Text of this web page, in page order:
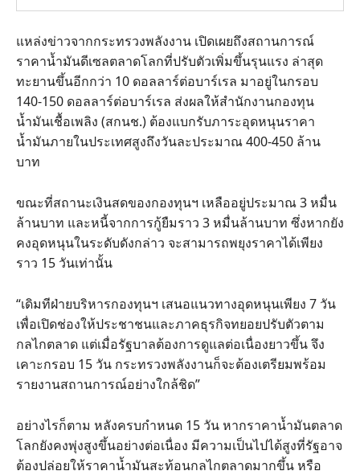
แหล่งข่าวจากกระทรวงพลังงาน เปิดเผยถึงสถานการณ์
ราคาน้ำมันดีเซลตลาดโลกที่ปรับตัวเพิ่มขึ้นรุนแรง ล่าสุด
ทะยานขึ้นอีกกว่า 10 ดอลลาร์ต่อบาร์เรล มาอยู่ในกรอบ
140-150 ดอลลาร์ต่อบาร์เรล ส่งผลให้สำนักงานกองทุน
น้ำมันเชื้อเพลิง (สกนช.) ต้องแบกรับภาระอุดหนุนราคา
น้ำมันภายในประเทศสูงถึงวันละประมาณ 400-450 ล้าน
บาท
ขณะที่สถานะเงินสดของกองทุนฯ เหลืออยู่ประมาณ 3 หมื่น
ล้านบาท และหนี้จากการกู้ยืมราว 3 หมื่นล้านบาท ซึ่งหากยัง
คงอุดหนุนในระดับดังกล่าว จะสามารถพยุงราคาได้เพียง
ราว 15 วันเท่านั้น
“เดิมทีฝ่ายบริหารกองทุนฯ เสนอแนวทางอุดหนุนเพียง 7 วัน
เพื่อเปิดช่องให้ประชาชนและภาคธุรกิจทยอยปรับตัวตาม
กลไกตลาด แต่เมื่อรัฐบาลต้องการดูแลต่อเนื่องยาวขึ้น จึง
เคาะกรอบ 15 วัน กระทรวงพลังงานก็จะต้องเตรียมพร้อม
รายงานสถานการณ์อย่างใกล้ชิด”
อย่างไรก็ตาม หลังครบกำหนด 15 วัน หากราคาน้ำมันตลาด
โลกยังคงพุ่งสูงขึ้นอย่างต่อเนื่อง มีความเป็นไปได้สูงที่รัฐอาจ
ต้องปล่อยให้ราคาน้ำมันสะท้อนกลไกตลาดมากขึ้น หรือ